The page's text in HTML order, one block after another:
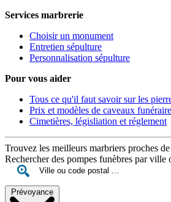
Services marbrerie
Choisir un monument
Entretien sépulture
Personnalisation sépulture
Pour vous aider
Tous ce qu'il faut savoir sur les
Prix et modèles de caveaux
Cimetières, législiation et réglement
Trouvez les meilleurs marbriers proches
Rechercher des pompes funèbres par ville
Prévoyance